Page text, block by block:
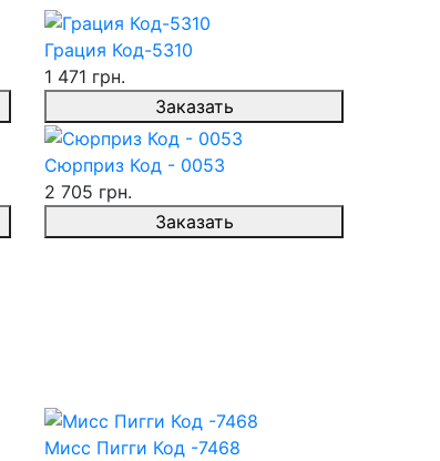
Грация Код-5310
1 471 грн.
Заказать
Сюрприз Код - 0053
2 705 грн.
Заказать
Мисс Пигги Код -7468